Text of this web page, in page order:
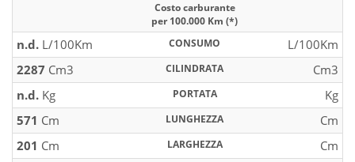
Costo carburante
per 100.000 Km (*)
n.d. L/100Km CONSUMO
L/100Km
2287 Cm3 CILINDRATA
Cm3
n.d. Kg PORTATA
Kg
571 Cm LUNGHEZZA
Cm
201 Cm LARGHEZZA
Cm